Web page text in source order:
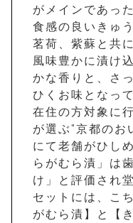
がメインであっ
食感の良いきゅ
茗荷、紫蘇と共
風味豊かに漬け
かな香りと、さ
ひくお味となっ
在住の方対象に
が選ぶ"京都のお
にて老舗がひし
らがむら漬」は
け」と評価され
セットには、こ
がむら漬】と【